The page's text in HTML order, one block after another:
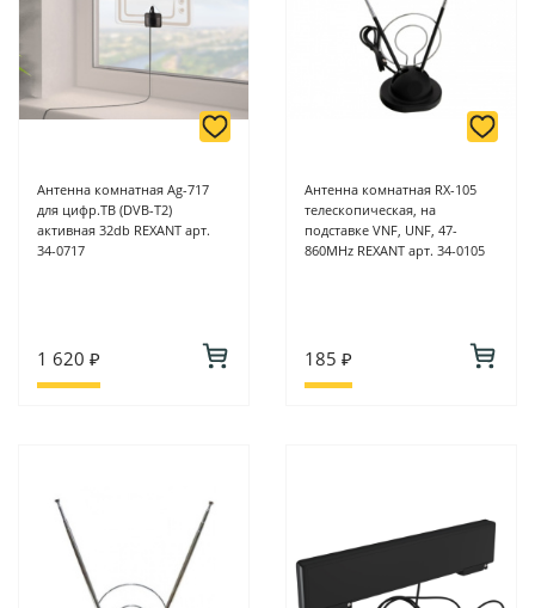
Антенна комнатная Ag-717
для цифр.ТВ (DVB-T2)
активная 32db REXANT арт.
34-0717
1 620 ₽
Антенна комнатная RX-105
телескопическая, на
подставке VNF, UNF, 47-
860MHz REXANT арт. 34-0105
185 ₽